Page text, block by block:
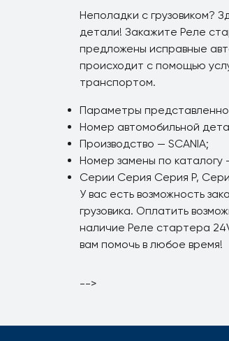
Неполадки с грузовиком?
детали! Закажите Реле
предложены исправные
происходит с помощью
транспортом.
Параметры
Номер автомобильной
Производство — SCANIA;
Номер замены по каталогу
Серии Серия Серия P,
У вас есть возможность
грузовика. Оплатить
наличие Реле стартера
вам помочь в любое время!
-->